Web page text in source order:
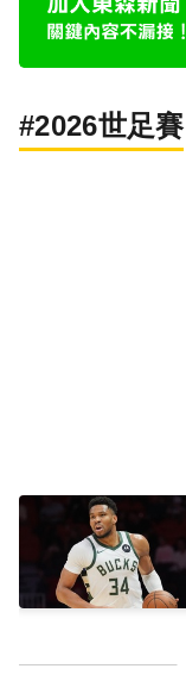
#2026世足賽